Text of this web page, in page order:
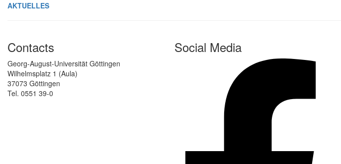
AKTUELLES
Contacts
Georg-August-Universität Göttingen
Wilhelmsplatz 1 (Aula)
37073 Göttingen
Tel. 0551 39-0
Social Media